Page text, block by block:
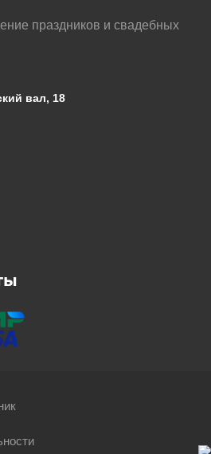
праздников и свадебных
вал, 18